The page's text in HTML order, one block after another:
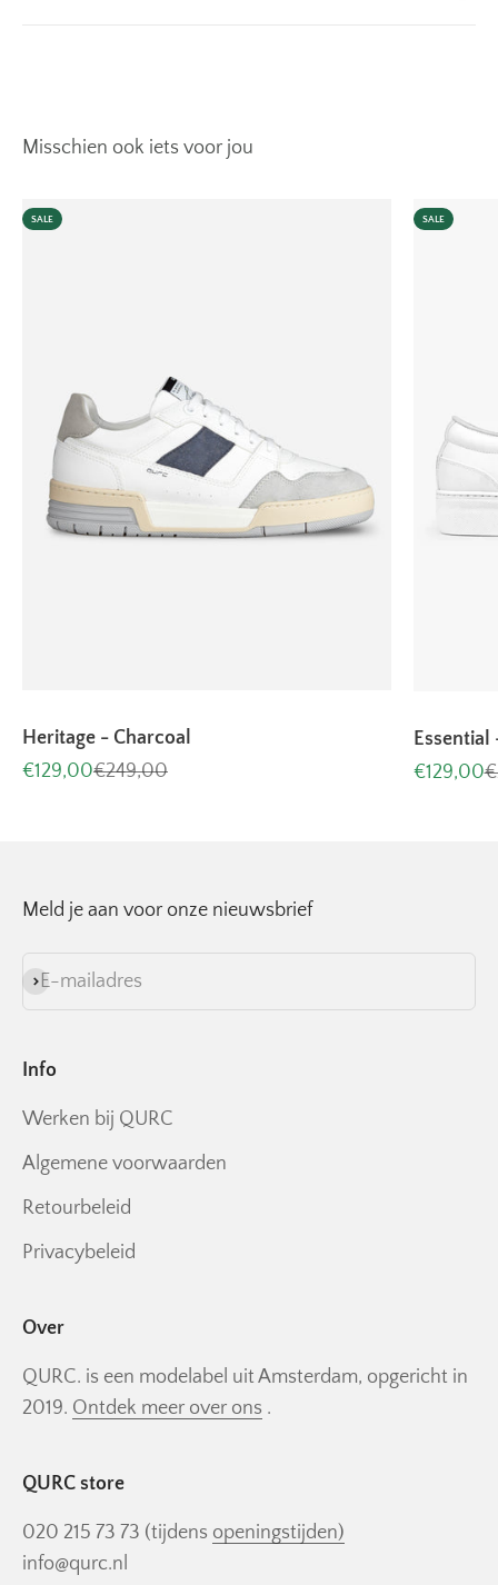
SALE
Heritage - Charcoal
Aanbiedingsprijs
€129,00Normale prijs
€249,00
SALE
€129,00
Meld je aan voor onze nieuwsbrief
E-mailadres
Abonneren
Info
Werken bij QURC
Algemene voorwaarden
Retourbeleid
Privacybeleid
Over
QURC. is een modelabel uit Amsterdam, opgericht in
2019. Ontdek meer over ons .
QURC store
020 215 73 73 (tijdens openingstijden)
info@qurc.nl